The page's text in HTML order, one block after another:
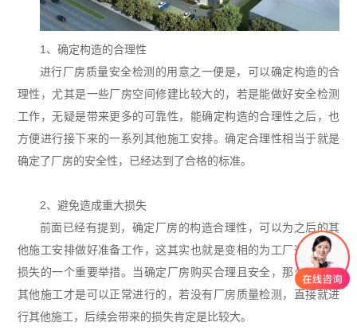
1、确定构造的合理性
进行厂房质量安全检测的用意之一便是，可以确定构造的合
理性，尤其是一些厂房空间修建比较大的，若是能做好安全检测
工作，无疑是带来更多的可靠性，能确定构造的合理性之后，也
方便进行接下来的一系列其他施工安排。确定合理性相当于就是
确定了厂房的安全性，已经达到了合格的标准。
2、避免造成重大损失
前面已经有提到，确定厂房的构造合理性，可以为之后的其
他施工安排做好准备工作，这其实也就是变相的为工厂避免经济
损失的一个重要举措。当确定厂房购买合理且安全，那么之后的
其他施工才是可以正常进行的，若没有厂房质量检测，直接就进
行其他施工，后续会带来的损失肯定是比较大。